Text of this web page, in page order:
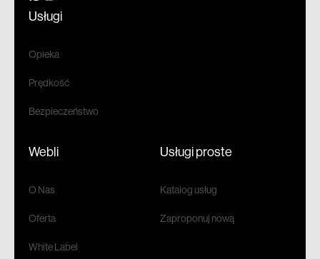
Webli
O Nas
Oferta
White Label
Usługi
Opieka
Prędkość
Bezpieczeństwo
Usługi proste
Katalog usług
Zaproponuj nową